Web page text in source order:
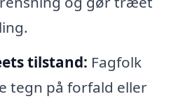
tilstand: Fagfolk
tegn på forfald eller